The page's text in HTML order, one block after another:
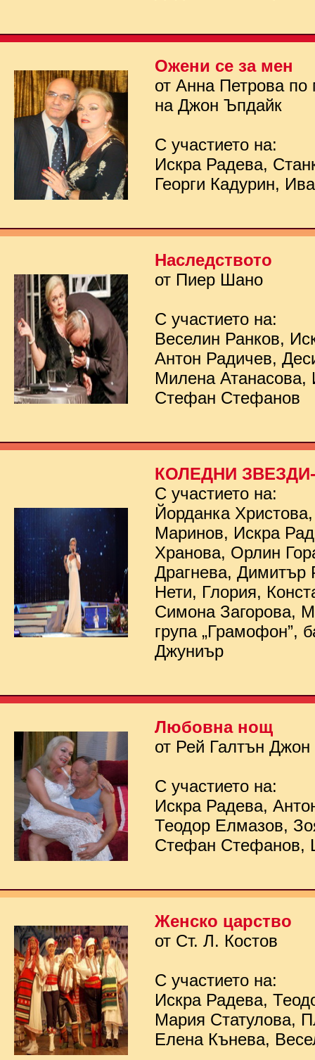
Ожени се за мен
от Анна Петрова по
на Джон Ъпдайк
С участието на:
Искра Радева,
Георги Кадурин,
Наследството
от Пиер Шано
С участието на:
Веселин Ранков,
Антон Радичев,
Милена Атанасова,
Стефан Стефанов
КОЛЕДНИ ЗВЕЗДИ-
С участието на:
Йорданка
Маринов, Искра
Хранова, Орлин
Драгнева, Димитър
Нети, Глория,
Симона Загорова,
група „Грамофон”,
Джуниър
Любовна нощ
от Рей Галтън Джон
С участието на:
Искра Радева,
Теодор Елмазов,
Стефан Стефанов,
Женско царство
от Ст. Л. Костов
С участието на:
Искра Радева,
Мария Статулова,
Елена Кънева,